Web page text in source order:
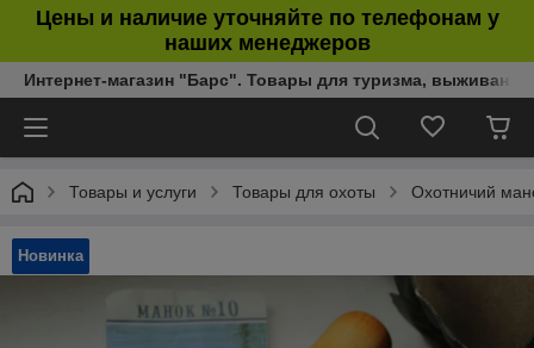
Цены и наличие уточняйте по телефонам у
наших менеджеров
Интернет-магазин "Барс". Товары для туризма,
Товары и услуги Товары для охоты Охотничий
Новинка